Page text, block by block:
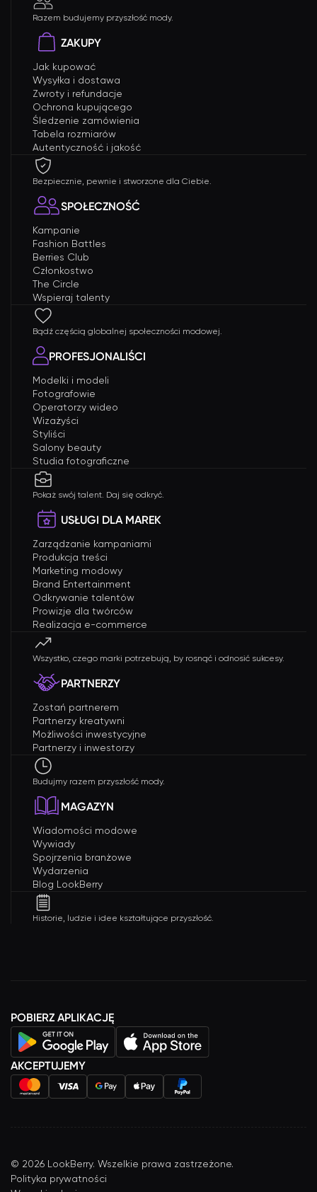
Razem budujemy przyszłość mody.
ZAKUPY
Jak kupować
Wysyłka i dostawa
Zwroty i refundacje
Ochrona kupującego
Śledzenie zamówienia
Tabela rozmiarów
Autentyczność i jakość
Bezpiecznie, pewnie i stworzone dla Ciebie.
SPOŁECZNOŚĆ
Kampanie
Fashion Battles
Berries Club
Członkostwo
The Circle
Wspieraj talenty
Bądź częścią globalnej społeczności modowej.
PROFESJONALIŚCI
Modelki i modeli
Fotografowie
Operatorzy wideo
Wizażyści
Styliści
Salony beauty
Studia fotograficzne
Pokaż swój talent. Daj się odkryć.
USŁUGI DLA MAREK
Zarządzanie kampaniami
Produkcja treści
Marketing modowy
Brand Entertainment
Odkrywanie talentów
Prowizje dla twórców
Realizacja e-commerce
Wszystko, czego marki potrzebują, by rosnąć i odnosić sukcesy.
PARTNERZY
Zostań partnerem
Partnerzy kreatywni
Możliwości inwestycyjne
Partnerzy i inwestorzy
Budujmy razem przyszłość mody.
MAGAZYN
Wiadomości modowe
Wywiady
Spojrzenia branżowe
Wydarzenia
Blog LookBerry
Historie, ludzie i idee kształtujące przyszłość.
POBIERZ APLIKACJĘ
AKCEPTUJEMY
© 2026 LookBerry. Wszelkie prawa zastrzeżone.
Polityka prywatności